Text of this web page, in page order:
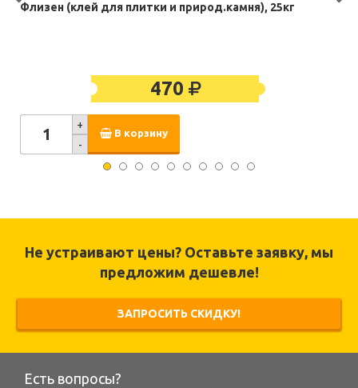
Флизен (клей для плитки и природ.камня), 25кг
470
+
-
В корзину
Не устраивают цены? Оставьте заявку, мы
предложим дешевле!
ЗАПРОСИТЬ СКИДКУ!
Есть вопросы?